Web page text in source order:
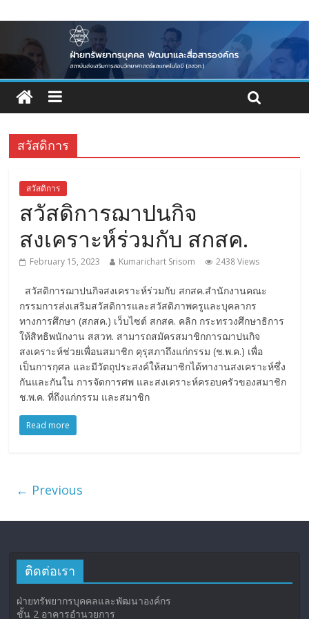
สวัสดิการ
สวัสดิการ
สวัสดิการฌาปนกิจ
สงเคราะห์ร่วมกับ สกสค.
February 15, 2023 Kumarichart Srisom 2438 Views
สวัสดิการฌาปนกิจสงเคราะห์ร่วมกับ สกสค.สำนักงานคณะ
กรรมการส่งเสริมสวัสดิการและสวัสดิภาพครูและบุคลากร
ทางการศึกษา (สกสค.) เว็บไซต์ สกสค. คลิก กระทรวงศึกษาธิการ
ให้สิทธิพนักงาน สสวท. สามารถสมัครสมาชิกการฌาปนกิจ
สงเคราะห์ช่วยเพื่อนสมาชิก คุรุสภาถึงแก่กรรม (ช.พ.ค.) เพื่อ
เป็นการกุศล และมีวัตถุประสงค์ให้สมาชิกได้ทางานสงเคราะห์ซึ่ง
กันและกันใน การจัดการศพ และสงเคราะห์ครอบครัวของสมาชิก
ช.พ.ค. ที่ถึงแก่กรรม และสมาชิก
Read more
← Previous
ติดต่อเรา
ฝ่ายทรัพยากรบุคคลและพัฒนาองค์กร
ชั้น 2 อาคารอำนวยการ